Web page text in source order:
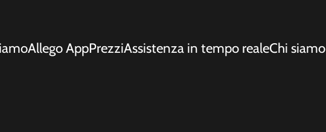
Allego AppPrezziAssistenza in tempo realeChi siamo